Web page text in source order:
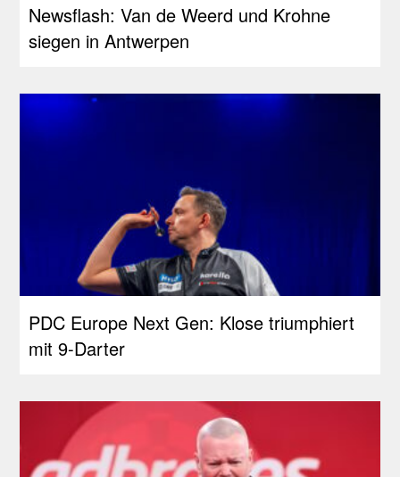
Newsflash: Van de Weerd und Krohne
siegen in Antwerpen
PDC Europe Next Gen: Klose triumphiert
mit 9-Darter